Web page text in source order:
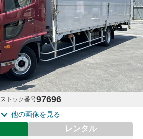
ストック番号97696
他の画像を見る
レンタル